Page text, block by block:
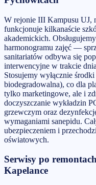
W rejonie III Kampusu UJ,
funkcjonuje kilkanaście
akademickich.
harmonogramu zajęć —
sanitariatów odbywa się
interwencyjne w trakcie
Stosujemy wyłącznie
biodegradowalna), co dla
tylko marketingowe, ale i
doczyszczanie wykładzin
grzewczym oraz
wymaganiami sanepidu.
ubezpieczeniem i
oświatowych.
Serwisy po
Kapelance